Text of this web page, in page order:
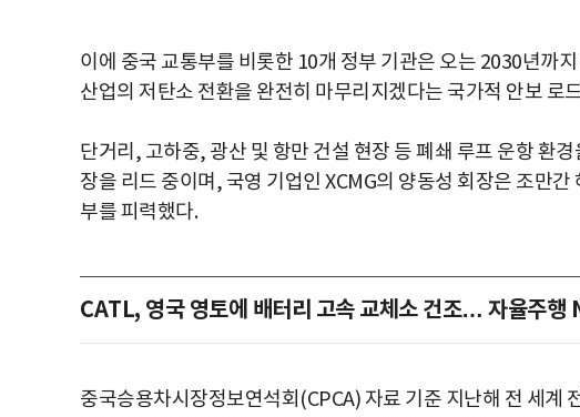
이에 중국 교통부를 비롯한 10개 정부 기관은 오는 2030년까
산업의 저탄소 전환을 완전히 마무리지겠다는 국가적 안보 로
단거리, 고하중, 광산 및 항만 건설 현장 등 폐쇄 루프 운항 환
장을 리드 중이며, 국영 기업인 XCMG의 양동성 회장은 조만
부를 피력했다.
CATL, 영국 영토에 배터리 고속 교체소 건조… 자율주행
중국승용차시장정보연석회(CPCA) 자료 기준 지난해 전 세계